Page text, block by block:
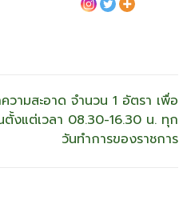
ามสะอาด จำนวน 1 อัตรา เพื่อ
แต่เวลา 08.30-16.30 น. ทุก
วันทำการของราชการ